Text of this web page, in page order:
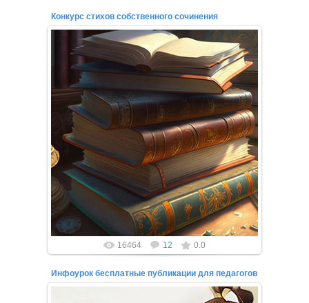
Конкурс стихов собственного сочинения
18.03.2023
Приглашаем вас принять участие в Международном
онлайн-конкурсе по стихотворению! Всероссийский
онлайн-конкурс проводи...
16464 12 0.0
Инфоурок бесплатные публикации для педагогов